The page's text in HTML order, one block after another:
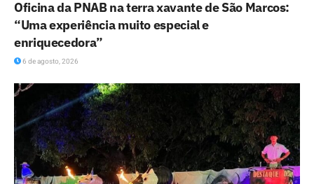
Oficina da PNAB na terra xavante de São Marcos:
“Uma experiência muito especial e
enriquecedora”
6 de agosto, 2026